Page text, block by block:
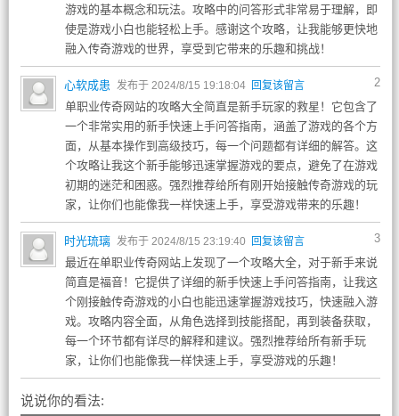
游戏的基本概念和玩法。攻略中的问答形式非常易于理解，即
使是游戏小白也能轻松上手。感谢这个攻略，让我能够更快地
融入传奇游戏的世界，享受到它带来的乐趣和挑战！
2
心软成患 发布于 2024/8/15 19:18:04 回复该留言
单职业传奇网站的攻略大全简直是新手玩家的救星！它包含了
一个非常实用的新手快速上手问答指南，涵盖了游戏的各个方
面，从基本操作到高级技巧，每一个问题都有详细的解答。这
个攻略让我这个新手能够迅速掌握游戏的要点，避免了在游戏
初期的迷茫和困惑。强烈推荐给所有刚开始接触传奇游戏的玩
家，让你们也能像我一样快速上手，享受游戏带来的乐趣！
3
时光琉璃 发布于 2024/8/15 23:19:40 回复该留言
最近在单职业传奇网站上发现了一个攻略大全，对于新手来说
简直是福音！它提供了详细的新手快速上手问答指南，让我这
个刚接触传奇游戏的小白也能迅速掌握游戏技巧，快速融入游
戏。攻略内容全面，从角色选择到技能搭配，再到装备获取，
每一个环节都有详尽的解释和建议。强烈推荐给所有新手玩
家，让你们也能像我一样快速上手，享受游戏的乐趣！
说说你的看法: